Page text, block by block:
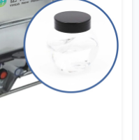
её подачи.
работе: мы
от возможных
а клиент заменил
о том, как
вещества
завода-